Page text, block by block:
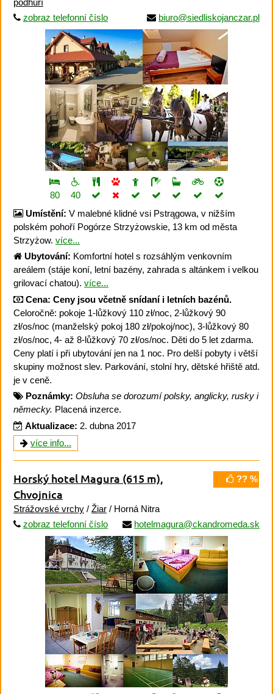
podhůří
zobraz telefonní číslo
biuro@siedliskojanczar.pl
80
40
Umístění: V malebné klidné vsi Pstrągowa, v nižším
polském pohoří Pogórze Strzyżowskie, 13 km od města
Strzyżow. více...
Ubytování: Komfortní hotel s rozsáhlým venkovním
areálem (stáje koní, letní bazény, zahrada s altánkem i velkou
grilovací chatou). více...
Cena: Ceny jsou včetně snídaní i letních bazénů.
Celoročně: pokoje 1-lůžkový 110 zł/noc, 2-lůžkový 90
zł/os/noc (manželský pokoj 180 zł/pokoj/noc), 3-lůžkový 80
zł/os/noc, 4- až 8-lůžkový 70 zł/os/noc. Děti do 5 let zdarma.
Ceny platí i při ubytování jen na 1 noc. Pro delší pobyty i větší
skupiny možnost slev. Parkování, stolní hry, dětské hřiště atd.
je v ceně.
Poznámky: Obsluha se dorozumí polsky, anglicky, rusky i
německy. Placená inzerce.
Aktualizace: 2. dubna 2017
více info...
?? %
Horský hotel Magura (615 m),
Chvojnica
Strážovské vrchy / Žiar / Horná Nitra
zobraz telefonní číslo
hotelmagura@ckandromeda.sk